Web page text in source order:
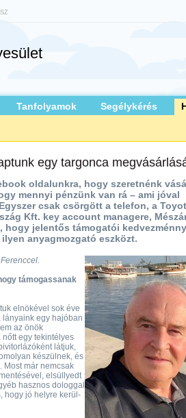
Tanfolyamok Segélykérés
egy targonca
oldalunkra, hogy szeretnénk
mennyi pénzünk van rá – ami jóval
csak csörgött a telefon, a
Kft. key account managere,
hogy jelentős támogatói
anyagmozgató eszközt.
támogassanak
elnökével sok éve
lányaink egy hajóban
az önök
nőtt egy tekintélyes
látjuk,
készülnek, és
Most már nemcsak
elsüllyedt
hasznos dologgal
hogy jó helyre kerül-